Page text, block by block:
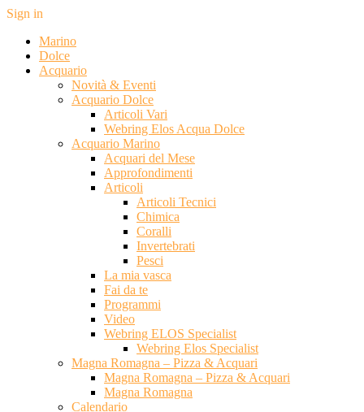
Sign in
Marino
Dolce
Acquario
Novità & Eventi
Acquario Dolce
Articoli Vari
Webring Elos Acqua Dolce
Acquario Marino
Acquari del Mese
Approfondimenti
Articoli
Articoli Tecnici
Chimica
Coralli
Invertebrati
Pesci
La mia vasca
Fai da te
Programmi
Video
Webring ELOS Specialist
Webring Elos Specialist
Magna Romagna – Pizza & Acquari
Magna Romagna – Pizza & Acquari
Magna Romagna
Calendario